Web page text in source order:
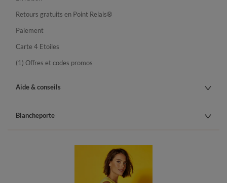
Retours gratuits en Point Relais®
Paiement
Carte 4 Etoiles
(1) Offres et codes promos
Aide & conseils
Blancheporte